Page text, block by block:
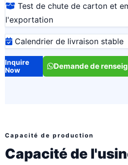
Test de chute de carton et
l'exportation
Calendrier de livraison stable
Inquire
Now
Demande de
Capacité de production
Capacité de